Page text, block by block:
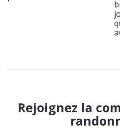
Rejoignez la